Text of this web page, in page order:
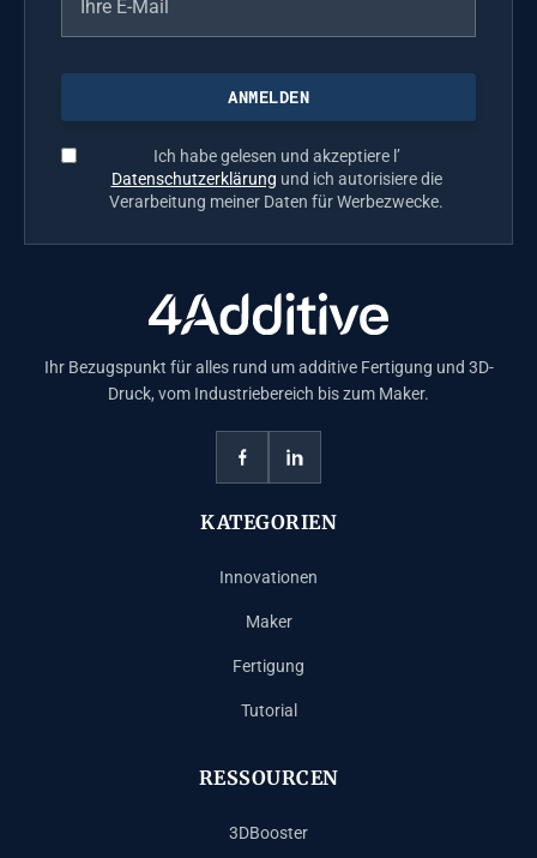
Ich habe gelesen und akzeptiere l’
Datenschutzerklärung und ich autorisiere die
Verarbeitung meiner Daten für Werbezwecke.
Ihr Bezugspunkt für alles rund um additive Fertigung und 3D-
Druck, vom Industriebereich bis zum Maker.
KATEGORIEN
Innovationen
Maker
Fertigung
Tutorial
RESSOURCEN
3DBooster